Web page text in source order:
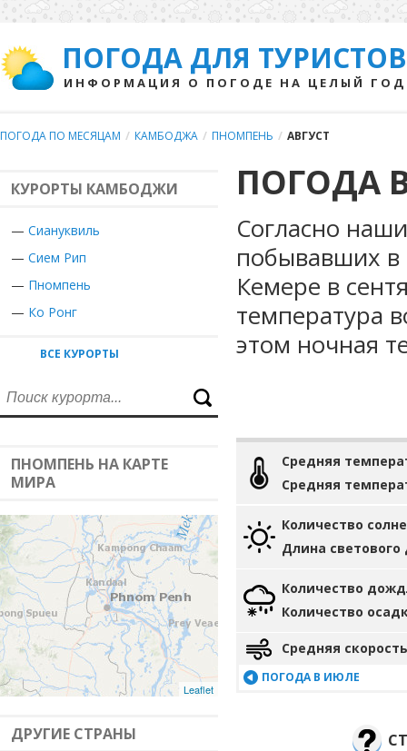
ПОГОДА ДЛЯ ТУРИСТОВ
ИНФОРМАЦИЯ О ПОГОДЕ НА ЦЕЛЫЙ ГОД
ПОГОДА ПО МЕСЯЦАМ / КАМБОДЖА / ПНОМПЕНЬ / АВГУСТ
КУРОРТЫ КАМБОДЖИ
— Сиануквиль
— Сием Рип
— Пномпень
— Ко Ронг
ВСЕ КУРОРТЫ
ПНОМПЕНЬ НА КАРТЕ
МИРА
Leaflet
ДРУГИЕ СТРАНЫ
ПОГОДА
Согласно
побывавших в
Кемере в
температура
этом ночная
Средняя
Средняя
Количество
Длина светового
Количество
Количество
Средняя
ПОГОДА В ИЮЛЕ